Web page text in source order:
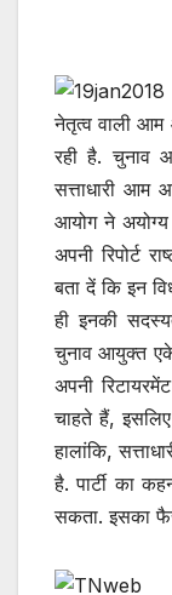
नेतृत्व वाली आम
रही है. चुनाव
सत्ताधारी आम
आयोग ने अयोग्य
अपनी रिपोर्ट
बता दें कि इन
ही इनकी
चुनाव आयुक्त एके
अपनी
चाहते हैं,
हालांकि,
है. पार्टी का
सकता. इसका